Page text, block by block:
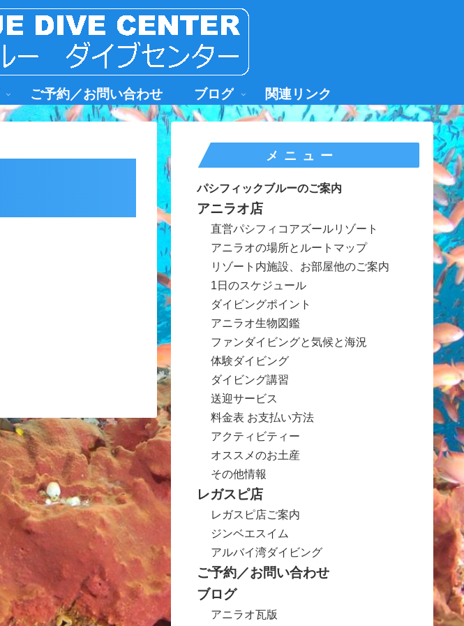
ご予約／お問い合わせ ブログ 関連リンク
メニュー
パシフィックブルーのご案内
アニラオ店
直営パシフィコアズールリゾート
アニラオの場所とルートマップ
リゾート内施設、お部屋他のご案内
1日のスケジュール
ダイビングポイント
アニラオ生物図鑑
ファンダイビングと気候と海況
体験ダイビング
ダイビング講習
送迎サービス
料金表 お支払い方法
アクティビティー
オススメのお土産
その他情報
レガスピ店
レガスピ店ご案内
ジンベエスイム
アルバイ湾ダイビング
ご予約／お問い合わせ
ブログ
アニラオ瓦版